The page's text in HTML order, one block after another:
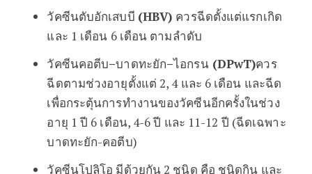
วัคซีนตับอักเสบบี (HBV) ควรฉีดตั้งแต่แรกเกิด
และ 1 เดือน 6 เดือน ตามลำดับ
วัคซีนคอตีบ–บาดทะยัก–ไอกรน(DPwT)ควร
ฉีดตามช่วงอายุตั้งแต่ 2, 4 และ 6 เดือน และฉีด
เพื่อกระตุ้นการทำงานของวัคซีนอีกครั้งในช่วง
อายุ 1 ปี 6 เดือน, 4-6 ปี และ 11-12 ปี (ฉีดเฉพาะ
บาดทะยัก-คอตีบ)
วัคซีนโปลิโอ มีด้วยกัน 2 ชนิด คือ ชนิดกิน และ